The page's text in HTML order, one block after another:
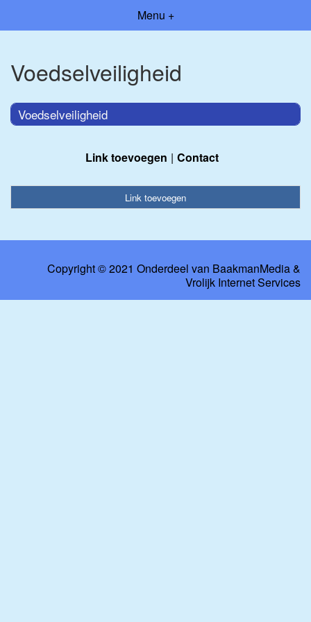
Menu +
Voedselveiligheid
Voedselveiligheid
Link toevoegen Contact
Link toevoegen
Copyright © 2021 Onderdeel van BaakmanMedia&
Vrolijk Internet Services